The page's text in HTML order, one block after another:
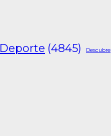
Deporte (4845) Descubre